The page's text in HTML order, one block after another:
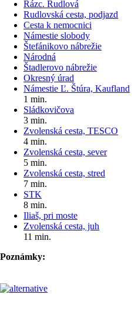
Rázc. Rudlová
Rudlovská cesta, podjazd
Cesta k nemocnici
Námestie slobody
Štefánikovo nábrežie
Národná
Štadlerovo nábrežie
Okresný úrad
Námestie Ľ. Štúra, Kaufland
1 min.
Sládkovičova
3 min.
Zvolenská cesta, TESCO
4 min.
Zvolenská cesta, sever
5 min.
Zvolenská cesta, stred
7 min.
STK
8 min.
Iliaš, pri moste
Zvolenská cesta, juh
11 min.
Poznámky: